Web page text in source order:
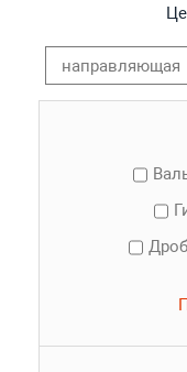
направляющая